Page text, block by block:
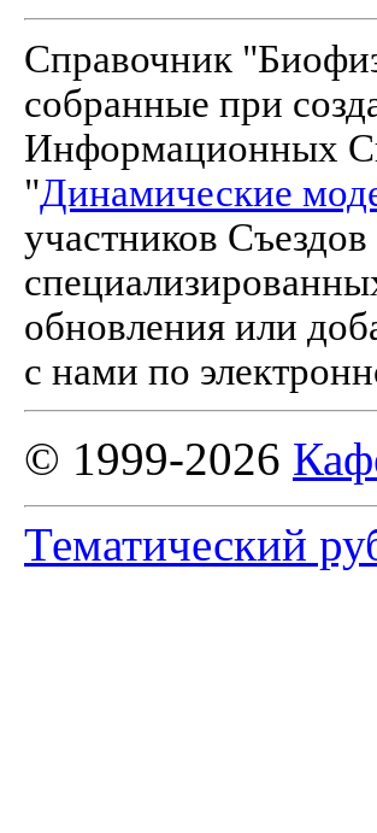
Справочник
собранные при
Информационных
"Динамические
участников
обновления или
с нами по
© 1999-2026
Тематический